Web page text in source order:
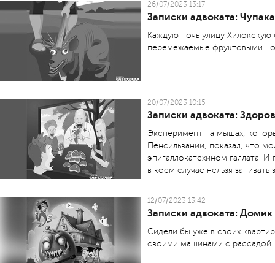
26/07/2023 13:17
Записки адвоката:
Каждую ночь улицу
перемежаемые фруктовыми
20/07/2023 10:15
Записки адвоката:
Эксперимент на мышах,
Пенсильвании, показал, что
эпигаллокатехином галлата.
в коем случае нельзя
12/07/2023 13:42
Записки адвоката: Домик
Сидели бы уже в своих
своими машинами с